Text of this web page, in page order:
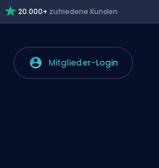
20.000+ zufriedene Kunden
Mitglieder-Login